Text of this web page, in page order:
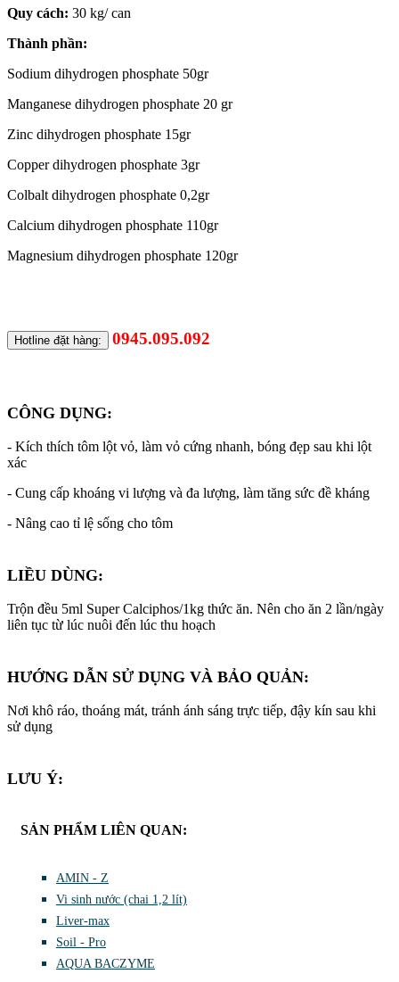
Quy cách: 30 kg/ can
Thành phần:
Sodium dihydrogen phosphate 50gr
Manganese dihydrogen phosphate 20 gr
Zinc dihydrogen phosphate 15gr
Copper dihydrogen phosphate 3gr
Colbalt dihydrogen phosphate 0,2gr
Calcium dihydrogen phosphate 110gr
Magnesium dihydrogen phosphate 120gr
Hotline đặt hàng: 0945.095.092
CÔNG DỤNG:
- Kích thích tôm lột vỏ, làm vỏ cứng nhanh, bóng đẹp sau khi lột
xác
- Cung cấp khoáng vi lượng và đa lượng, làm tăng sức đề kháng
- Nâng cao tỉ lệ sống cho tôm
LIỀU DÙNG:
Trộn đều 5ml Super Calciphos/1kg thức ăn. Nên cho ăn 2 lần/ngày
liên tục từ lúc nuôi đến lúc thu hoạch
HƯỚNG DẪN SỬ DỤNG VÀ BẢO QUẢN:
Nơi khô ráo, thoáng mát, tránh ánh sáng trực tiếp, đậy kín sau khi
sử dụng
LƯU Ý:
SẢN PHẨM LIÊN QUAN:
AMIN - Z
Vi sinh nước (chai 1,2 lít)
Liver-max
Soil - Pro
AQUA BACZYME